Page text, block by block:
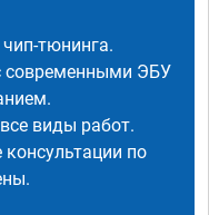
тюнинга.
современными ЭБУ
виды работ.
по